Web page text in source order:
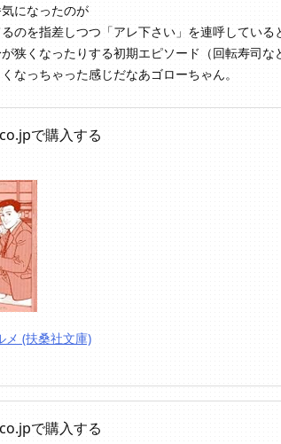
になったのが
のを指差しつつ「アレ下さい」を連呼している
狭くなったりする初期エピソード（回転寿司な
なっちゃった感じだなあゴローちゃん。
で購入する
メ (扶桑社文庫)
で購入する